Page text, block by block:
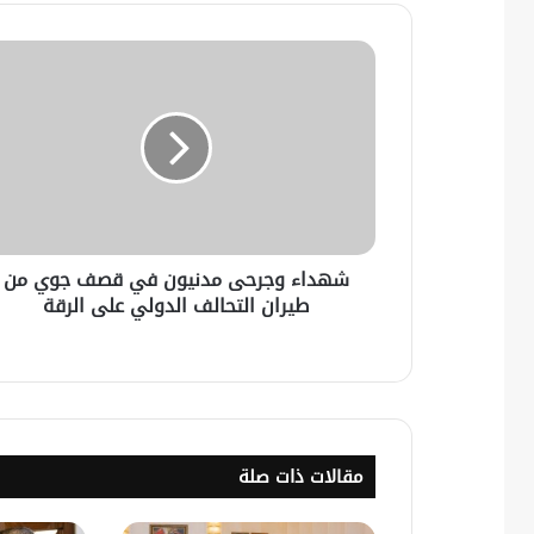
شهداء وجرحى مدنيون في قصف جوي من
طيران التحالف الدولي على الرقة
مقالات ذات صلة